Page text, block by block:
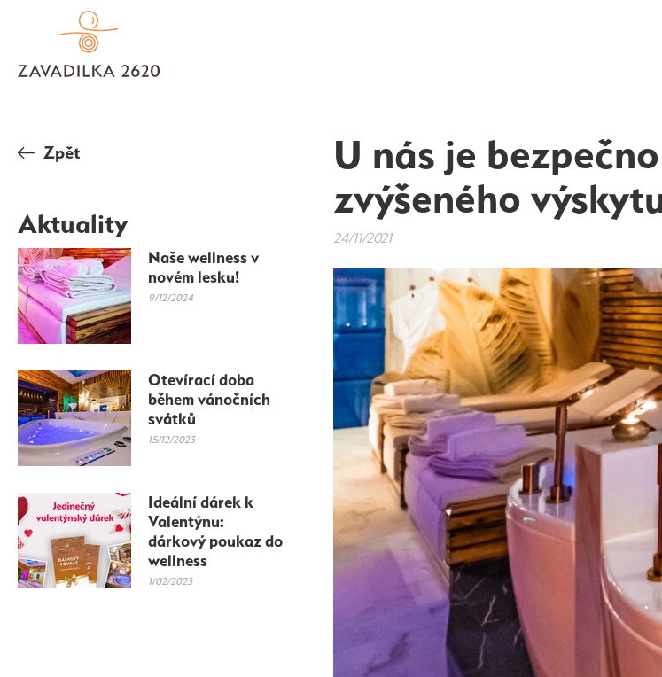
Zpět
Aktuality
Naše wellness v
novém lesku!
9/12/2024
Otevírací doba
během vánočních
svátků
15/12/2023
Ideální dárek k
Valentýnu:
dárkový poukaz do
wellness
1/02/2023
U nás je
zvýšeného
24/11/2021